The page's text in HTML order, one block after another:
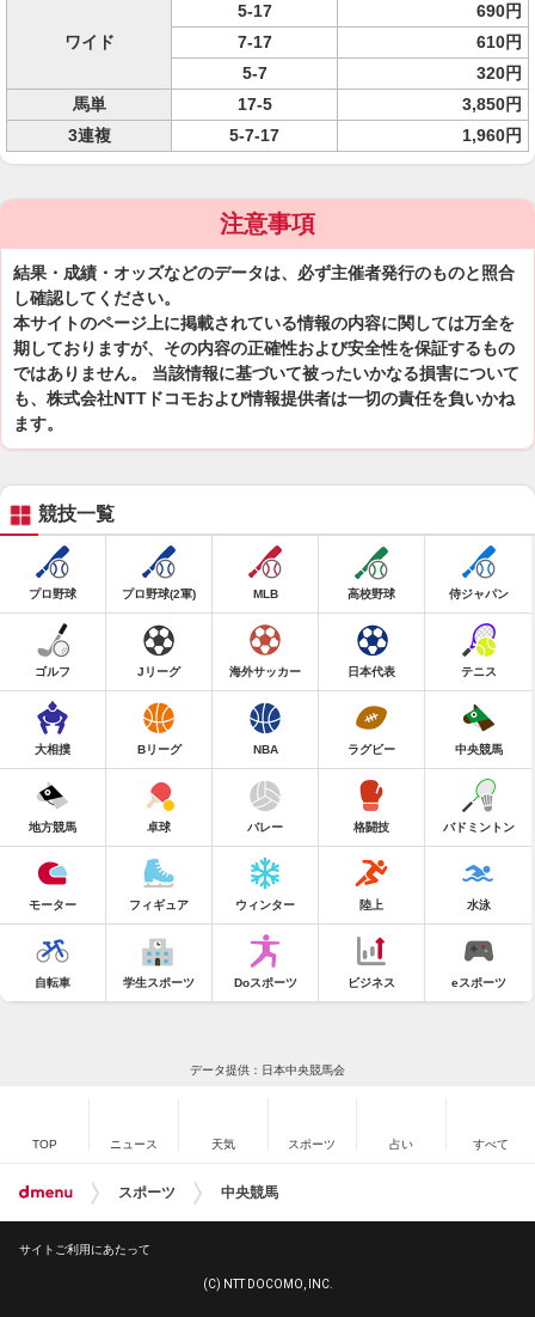
ワイド
5-17
690円
7-17
610円
5-7
320円
馬単
17-5
3,850円
3連複
5-7-17 1,960円
注意事項
結果・成績・オッズなどのデータは、必ず主催者発行のものと照合
し確認してください。
本サイトのページ上に掲載されている情報の内容に関しては万全を
期しておりますが、その内容の正確性および安全性を保証するもの
ではありません。 当該情報に基づいて被ったいかなる損害について
も、株式会社NTTドコモおよび情報提供者は一切の責任を負いかね
ます。
競技一覧
プロ野球 プロ野球(2軍) MLB 高校野球 侍ジャパン
ゴルフ Jリーグ 海外サッカー 日本代表 テニス
大相撲 Bリーグ NBA ラグビー 中央競馬
地方競馬 卓球 バレー 格闘技 バドミントン
モーター フィギュア ウィンター 陸上 水泳
自転車 学生スポーツ Doスポーツ ビジネス eスポーツ
データ提供：日本中央競馬会
TOP ニュース 天気 スポーツ 占い すべて
スポーツ 中央競馬
サイトご利用にあたって
(C) NTT DOCOMO, INC.